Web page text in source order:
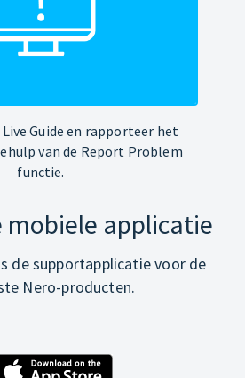
Guide en rapporteer het
van de Report Problem
functie.
mobiele applicatie
de supportapplicatie voor de
Nero-producten.